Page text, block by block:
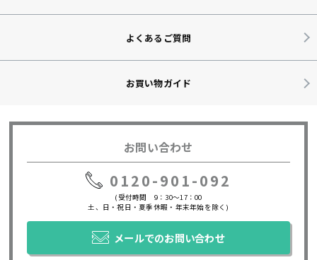
よくあるご質問
お買い物ガイド
お問い合わせ
0120-901-092
(受付時間 9：30～17：00
土、日・祝日・夏季休暇・年末年始を除く)
メールでのお問い合わせ